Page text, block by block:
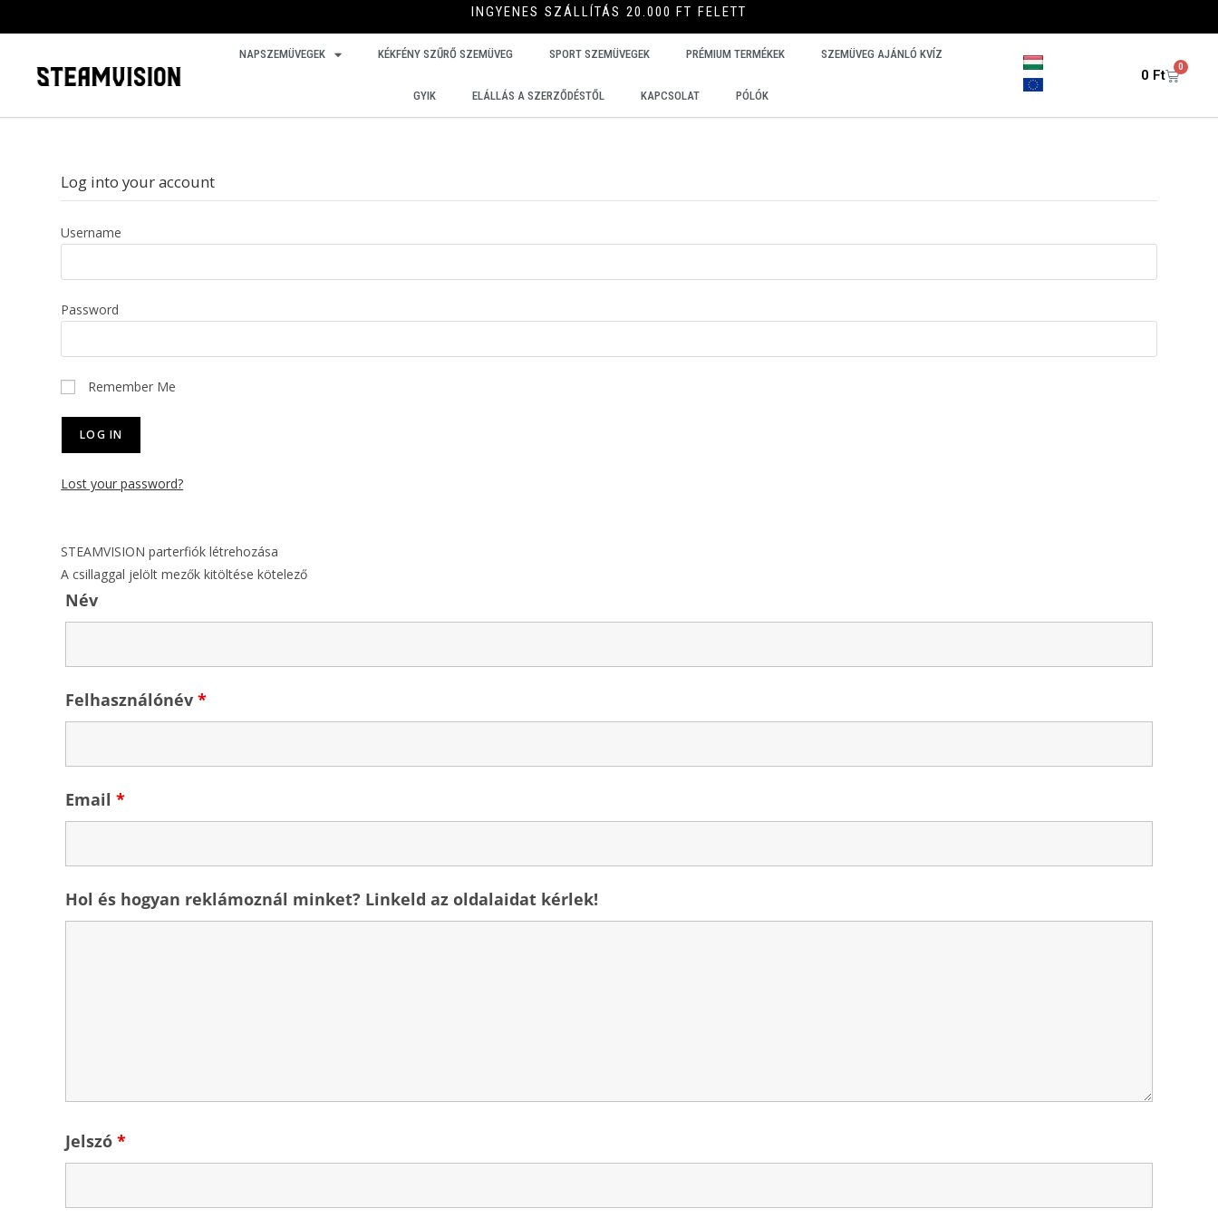
INGYENES SZÁLLÍTÁS 20.000 FT FELETT
NAPSZEMÜVEGEK KÉKFÉNY SZŰRŐ SZEMÜVEG SPORT SZEMÜVEGEK PRÉMIUM TERMÉKEK SZEMÜVEG AJÁNLÓ KVÍZ
GYIK ELÁLLÁS A SZERZŐDÉSTŐL KAPCSOLAT PÓLÓK
0 Ft
0
Log into your account
Username
Password
Remember Me
Lost your password?
STEAMVISION parterfiók létrehozása
A csillaggal jelölt mezők kitöltése kötelező
Név
Felhasználónév*
Email*
Hol és hogyan reklámoznál minket? Linkeld az oldalaidat kérlek!
Jelszó*